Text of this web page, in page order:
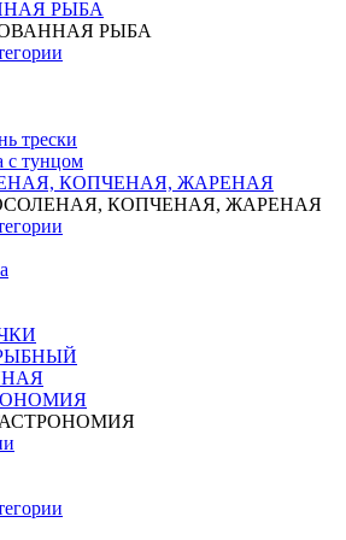
РЫБА
РЫБА
трески
с тунцом
КОПЧЕНАЯ, ЖАРЕНАЯ
КОПЧЕНАЯ, ЖАРЕНАЯ